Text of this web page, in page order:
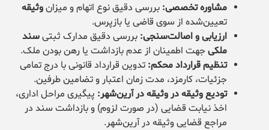
مشاوره تخصصی: بررسی دقیق نوع اتهام و میزانوثیقه
تعیین‌شده از سوی قاضی یا بازپرس.
ارزیابی و اصالت‌سنجی: بررسی دقیق مدارک ثبتیسند
ملکی جهت اطمینان از عدم بازداشت یا رهن بودن ملک.
تنظیم قرارداد محکم: تدوین قرارداد قانونی با درج تمامی
جزئیات، کارمزد، مدت زمان اعتبار و تضامین طرفین.
تودیع وثیقه در وثیقه در آرین‌شهر: پیگیری مراحل اداری،
اخذ نیابت قضایی (در صورت لزوم) و بازداشت سند در
مراجع قضایی وثیقه در آرین‌شهر.